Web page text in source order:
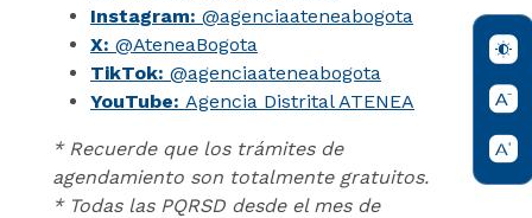
Instagram: @agenciaateneabogota
X: @AteneaBogota
TikTok: @agenciaateneabogota
YouTube: Agencia Distrital ATENEA
* Recuerde que los trámites de
agendamiento son totalmente gratuitos.
* Todas las PQRSD desde el mes de